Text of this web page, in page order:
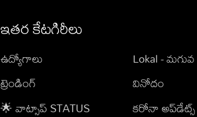
ఇతర కేటగిరీలు
ఉద్యోగాలు
ట్రెండింగ్
🌟 వాట్సాప్ STATUS
Lokal - మగువ
వినోదం
కరోనా అప్‌డేట్స్